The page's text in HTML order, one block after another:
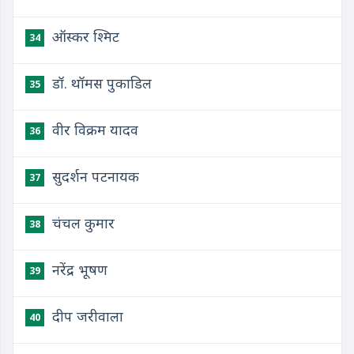
34 ऑस्कर श्मिट
35 डॉ. थॉमस पुकाडिल
36 वीर विक्रम यादव
37 सुदर्शन पटनायक
38 चंचल कुमार
39 नरेंद्र भूषण
40 दीप जरीवाला